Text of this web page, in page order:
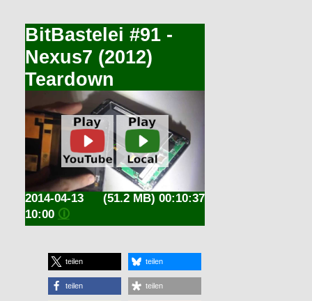
BitBastelei #91 -
Nexus7 (2012)
Teardown
(51.2 MB) 00:10:37
2014-04-13
10:00 🛈
teilen teilen
teilen teilen